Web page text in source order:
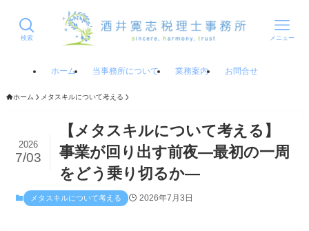
検索 メニュー
ホーム 当事務所について 業務案内 お問合せ
ホーム メタスキルについて考える
【メタスキルについて考える】
事業が回り出す前夜—最初の一周
をどう乗り切るか—
2026
7/03
メタスキルについて考える 2026年7月3日